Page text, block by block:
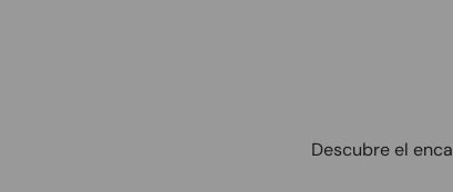
Descubre el